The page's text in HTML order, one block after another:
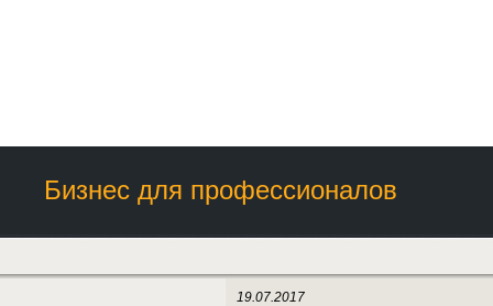
Бизнес для профессионалов
19.07.2017